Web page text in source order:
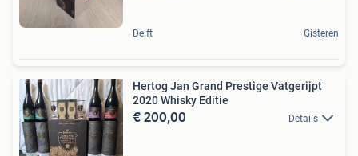
Delft Gisteren
Hertog Jan Grand Prestige Vatgerijpt
2020 Whisky Editie
€ 200,00 Details